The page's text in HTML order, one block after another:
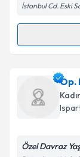
Metni
İstanbul Cd. Eski
Op. Dr.
takvimi
almanız
Op.
Özel Davraz